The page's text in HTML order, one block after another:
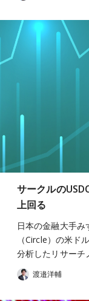
サークルの
上回る
日本の金融大手
（Circle）の米ド
分析したリサーチ
渡邉洋輔